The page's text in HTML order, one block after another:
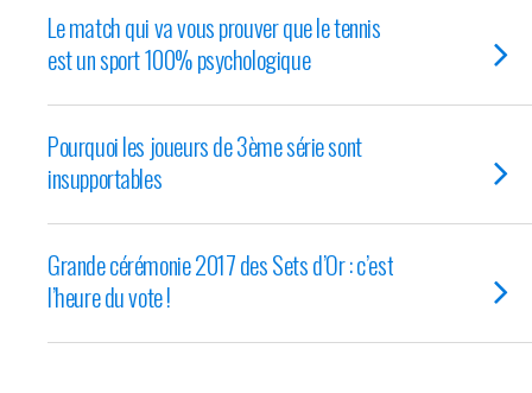
Le match qui va vous prouver que le tennis
est un sport 100% psychologique
Pourquoi les joueurs de 3ème série sont
insupportables
Grande cérémonie 2017 des Sets d’Or : c’est
l’heure du vote !